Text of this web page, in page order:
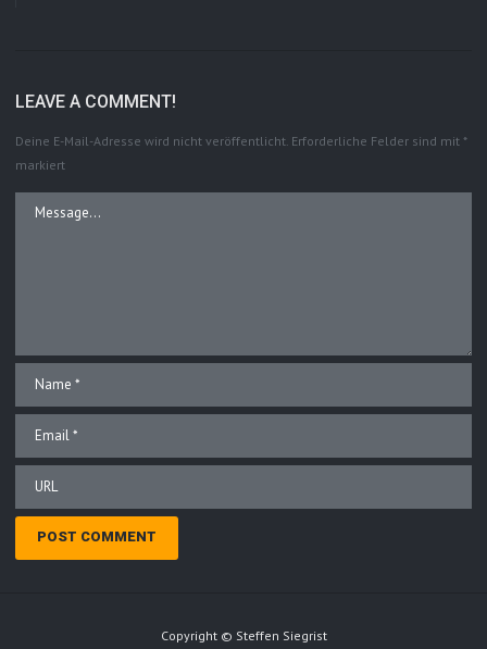
LEAVE A COMMENT!
Deine E-Mail-Adresse wird nicht veröffentlicht. Erforderliche Felder sind mit *
markiert
Copyright © Steffen Siegrist